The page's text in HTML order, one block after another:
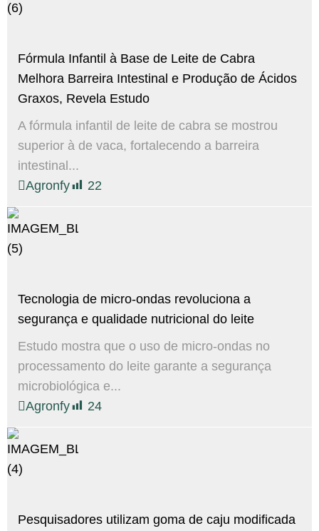
Fórmula Infantil à Base de Leite de Cabra
Melhora Barreira Intestinal e Produção de Ácidos
Graxos, Revela Estudo
A fórmula infantil de leite de cabra se mostrou
superior à de vaca, fortalecendo a barreira
intestinal...
Agronfy
22
Tecnologia de micro-ondas revoluciona a
segurança e qualidade nutricional do leite
Estudo mostra que o uso de micro-ondas no
processamento do leite garante a segurança
microbiológica e...
Agronfy
24
Pesquisadores utilizam goma de caju modificada